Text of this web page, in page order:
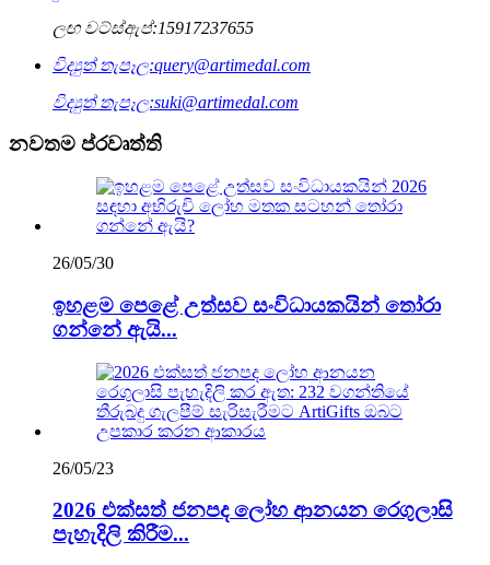
ලඟ වට්ස්ඇප්:15917237655
විද්‍යුත් තැපෑල:query@artimedal.com
විද්‍යුත් තැපෑල:suki@artimedal.com
නවතම ප්රවෘත්ති
26/05/30
ඉහළම පෙළේ උත්සව සංවිධායකයින් තෝරා
ගන්නේ ඇයි...
26/05/23
2026 එක්සත් ජනපද ලෝහ ආනයන රෙගුලාසි
පැහැදිලි කිරීම...